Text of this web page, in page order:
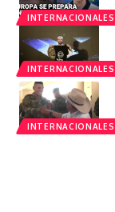
INTERNACIONALES
INTERNACIONALES
INTERNACIONALES